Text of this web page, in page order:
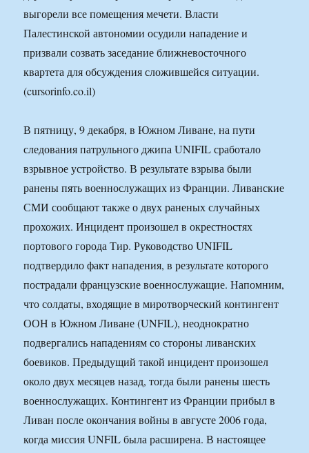
выгорели все помещения мечети. Власти
Палестинской автономии осудили нападение и
призвали созвать заседание ближневосточного
квартета для обсуждения сложившейся ситуации.
(cursorinfo.co.il)
В пятницу, 9 декабря, в Южном Ливане, на пути
следования патрульного джипа UNIFIL сработало
взрывное устройство. В результате взрыва были
ранены пять военнослужащих из Франции. Ливанские
СМИ сообщают также о двух раненых случайных
прохожих. Инцидент произошел в окрестностях
портового города Тир. Руководство UNIFIL
подтвердило факт нападения, в результате которого
пострадали французские военнослужащие. Напомним,
что солдаты, входящие в миротворческий контингент
ООН в Южном Ливане (UNFIL), неоднократно
подвергались нападениям со стороны ливанских
боевиков. Предыдущий такой инцидент произошел
около двух месяцев назад, тогда были ранены шесть
военнослужащих. Контингент из Франции прибыл в
Ливан после окончания войны в августе 2006 года,
когда миссия UNFIL была расширена. В настоящее